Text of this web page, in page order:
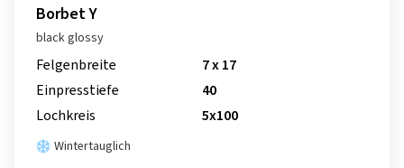
Borbet Y
black glossy
Felgenbreite
7 x 17
Einpresstiefe
40
Lochkreis
5x100
Wintertauglich